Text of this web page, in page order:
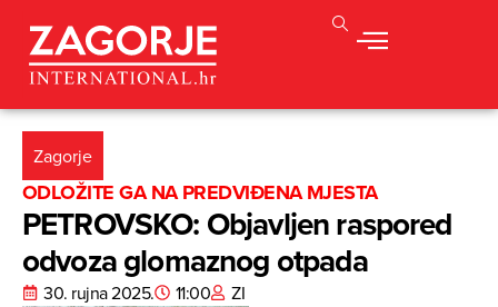
Zagorje
ODLOŽITE GA NA PREDVIĐENA MJESTA
PETROVSKO: Objavljen raspored
odvoza glomaznog otpada
30. rujna 2025. 11:00 ZI